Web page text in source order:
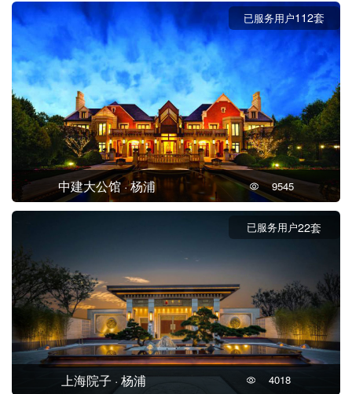
已服务用户112套
中建大公馆 · 杨浦 9545
已服务用户22套
上海院子 · 杨浦 4018